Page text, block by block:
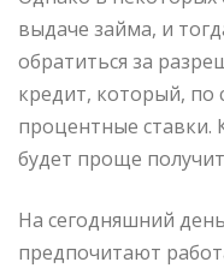
выдаче займа, и
обратиться за
кредит, который, по
процентные ставки.
будет проще
На сегодняшний
предпочитают